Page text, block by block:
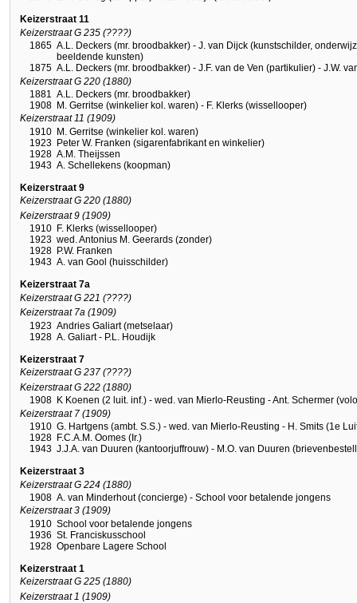
Keizerstraat 11
Keizerstraat G 235 (????)
1865 A.L. Deckers (mr. broodbakker) - J. van Dijck (kunstschilder,
beeldende kunsten)
1875 A.L. Deckers (mr. broodbakker) - J.F. van de Ven (partikulier) - J.W.
Keizerstraat G 220 (1880)
1881 A.L. Deckers (mr. broodbakker)
1908 M. Gerritse (winkelier kol. waren) - F. Klerks (wissellooper)
Keizerstraat 11 (1909)
1910 M. Gerritse (winkelier kol. waren)
1923 Peter W. Franken (sigarenfabrikant en winkelier)
1928 A.M. Theijssen
1943 A. Schellekens (koopman)
Keizerstraat 9
Keizerstraat G 220 (1880)
Keizerstraat 9 (1909)
1910 F. Klerks (wissellooper)
1923 wed. Antonius M. Geerards (zonder)
1928 P.W. Franken
1943 A. van Gool (huisschilder)
Keizerstraat 7a
Keizerstraat G 221 (????)
Keizerstraat 7a (1909)
1923 Andries Galiart (metselaar)
1928 A. Galiart - P.L. Houdijk
Keizerstraat 7
Keizerstraat G 237 (????)
Keizerstraat G 222 (1880)
1908 K Koenen (2 luit. inf.) - wed. van Mierlo-Reusting - Ant. Schermer
Keizerstraat 7 (1909)
1910 G. Hartgens (ambt. S.S.) - wed. van Mierlo-Reusting - H. Smits (1e
1928 F.C.A.M. Oomes (Ir.)
1943 J.J.A. van Duuren (kantoorjuffrouw) - M.O. van Duuren
Keizerstraat 3
Keizerstraat G 224 (1880)
1908 A. van Minderhout (concierge) - School voor betalende jongens
Keizerstraat 3 (1909)
1910 School voor betalende jongens
1936 St. Franciskusschool
1928 Openbare Lagere School
Keizerstraat 1
Keizerstraat G 225 (1880)
Keizerstraat 1 (1909)